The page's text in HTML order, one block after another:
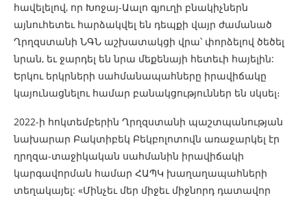
հավելելով, որ Խոջայ-Աալո գյուղի բնակիչներն
այնուհետեւ հարձակվել են դեպքի վայր ժամանած
Ղրղզստանի ՆԳՆ աշխատակցի վրա՝ փորձելով ծեծել
նրան, եւ ջարդել են նրա մեքենայի հետեւի հայելին:
Երկու երկրների սահմանապահները իրավիճակը
կայունացնելու համար բանակցություններ են սկսել։
2022-ի հոկտեմբերին Ղրղզստանի պաշտպանության
նախարար Բակտիբեկ Բեկբոլոտովն առաջարկել էր
ղրղզա-տաջիկական սահմանին իրավիճակի
կարգավորման համար ՀԱՊԿ խաղաղապահների
տեղակայել: «Մինչեւ մեր միջեւ միջնորդ դատավոր